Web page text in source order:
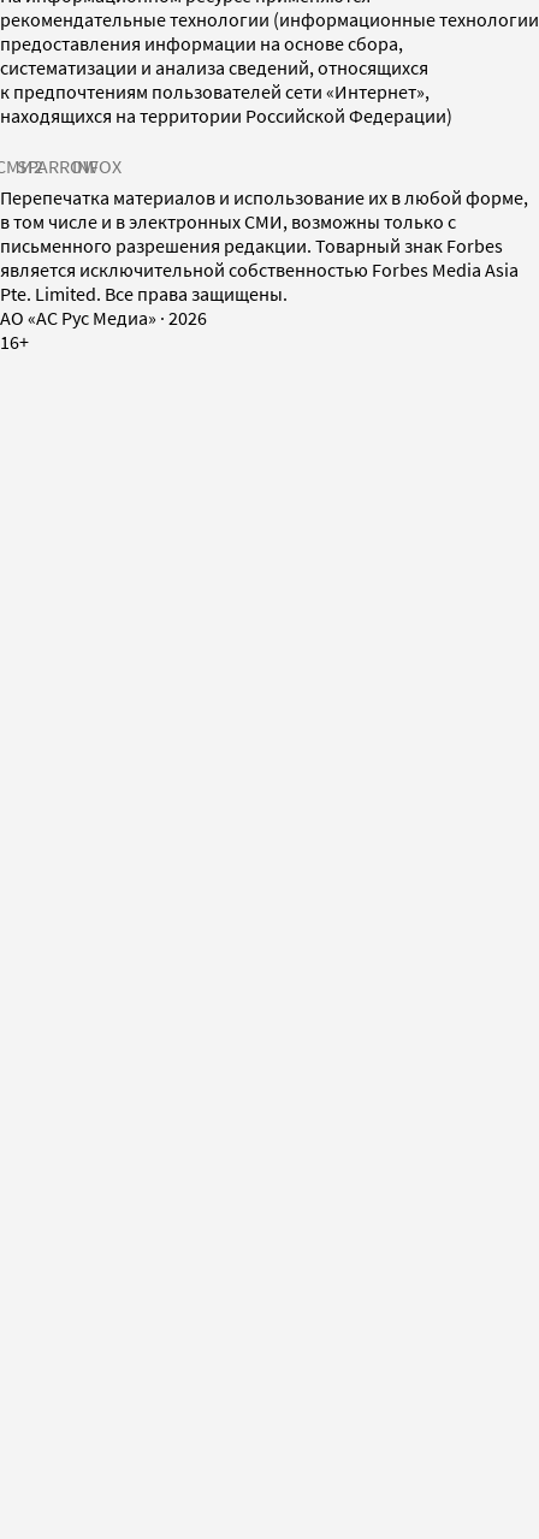
рекомендательные технологии (информационные технологии
предоставления информации на основе сбора,
систематизации и анализа сведений, относящихся
к предпочтениям пользователей сети «Интернет»,
находящихся на территории Российской Федерации)
SPARROWINFOX
Перепечатка материалов и использование их в любой форме,
в том числе и в электронных СМИ, возможны только с
письменного разрешения редакции. Товарный знак Forbes
является исключительной собственностью Forbes Media Asia
Pte. Limited. Все права защищены.
AO «АС Рус Медиа» · 2026
16+